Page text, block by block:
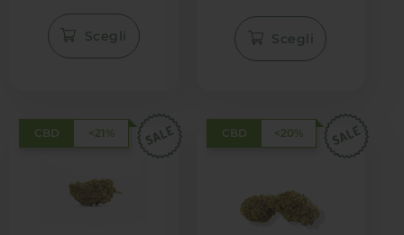
Scegli Scegli
CBD <21% CBD <20%